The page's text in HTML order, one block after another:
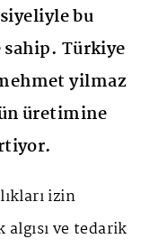
bu
Türkiye
yilmaz
üretimine
izin
ve tedarik